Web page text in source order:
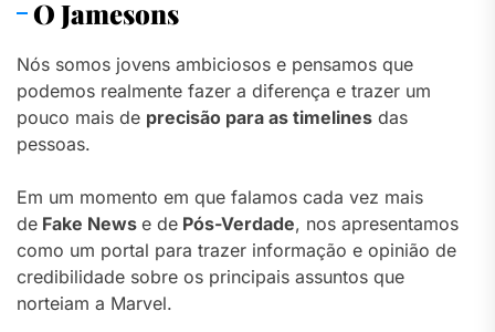
O Jamesons
Nós somos jovens ambiciosos e pensamos que
podemos realmente fazer a diferença e trazer um
pouco mais de precisão para as timelines das
pessoas.
Em um momento em que falamos cada vez mais
de Fake News e de Pós-Verdade, nos apresentamos
como um portal para trazer informação e opinião de
credibilidade sobre os principais assuntos que
norteiam a Marvel.